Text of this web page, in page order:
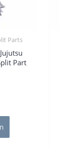
Parts
Part